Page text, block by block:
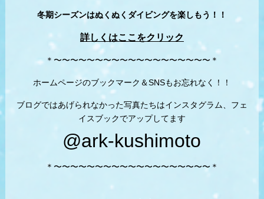
冬期シーズンはぬくぬくダイビングを楽しもう！！
詳しくはここをクリック
＊〜〜〜〜〜〜〜〜〜〜〜〜〜〜〜〜〜〜〜＊
ホームページのブックマーク＆SNSもお忘れなく！！
ブログではあげられなかった写真たちはインスタグラム、フェ
イスブックでアップしてます
@ark-kushimoto
＊〜〜〜〜〜〜〜〜〜〜〜〜〜〜〜〜〜〜〜＊